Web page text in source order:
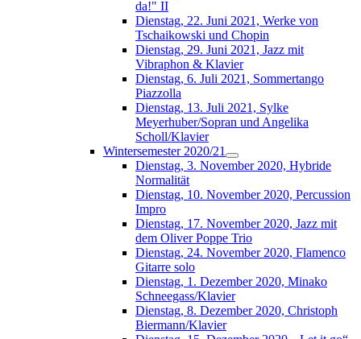
da!" II
Dienstag, 22. Juni 2021, Werke von
Tschaikowski und Chopin
Dienstag, 29. Juni 2021, Jazz mit
Vibraphon & Klavier
Dienstag, 6. Juli 2021, Sommertango
Piazzolla
Dienstag, 13. Juli 2021, Sylke
Meyerhuber/Sopran und Angelika
Scholl/Klavier
Wintersemester 2020/21
Dienstag, 3. November 2020, Hybride
Normalität
Dienstag, 10. November 2020, Percussion
Impro
Dienstag, 17. November 2020, Jazz mit
dem Oliver Poppe Trio
Dienstag, 24. November 2020, Flamenco
Gitarre solo
Dienstag, 1. Dezember 2020, Minako
Schneegass/Klavier
Dienstag, 8. Dezember 2020, Christoph
Biermann/Klavier